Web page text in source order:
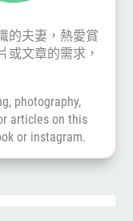
的夫妻，熱愛賞
或文章的需求，
photography,
articles on this
or instagram.